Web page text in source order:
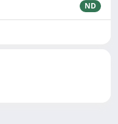
ND